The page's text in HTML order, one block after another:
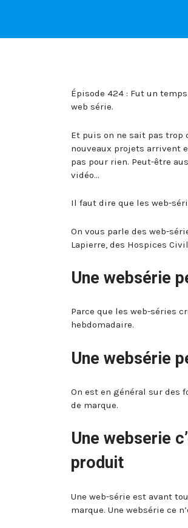
Épisode 424 : Fut un
web série.
Et puis on ne sait pas trop
nouveaux projets arrivent
pas pour rien. Peut-être
vidéo…
Il faut dire que les web-
On vous parle des web-
Lapierre, des Hospices
Une websérie
Parce que les web-séries
hebdomadaire.
Une websérie
On est en général sur des
de marque.
Une webserie
produit
Une web-série est avant
marque. Une websérie ce